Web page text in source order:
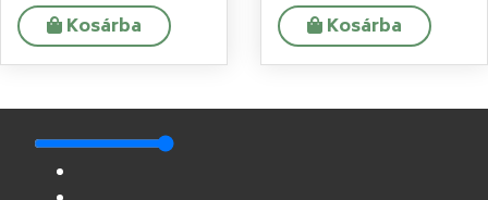
Kosárba Kosárba